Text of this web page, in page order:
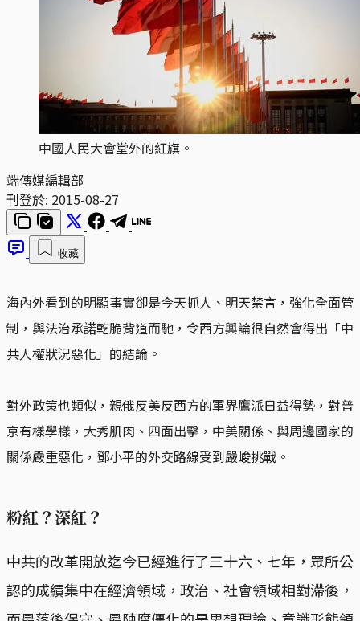
中國人民大會堂外的紅旗。
端傳媒編輯部
刊登於: 2015-08-27
收藏
海內外看到的明顯事實卻是今天抓人、明天禁言，強化全面管
制，與法治承諾乾脆背道而馳，令西方輿論很自然會得出「中
共人權狀況惡化」的結論。
對外政策也類似，親俄反美反西方的軍界鷹派日益得勢，對普
京有樣學樣，大秀肌肉、四面出擊，中美關係、與周邊國家的
關係嚴重惡化，鄧小平的外交路線受到嚴峻挑戰。
粉紅？深紅？
中共的改革開放迄今已經進行了三十六、七年，眾所公
認的成績集中在經濟領域，政治、社會領域相對滯後，